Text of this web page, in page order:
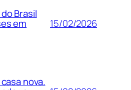
Brasil
em 15/02/2026
nova.